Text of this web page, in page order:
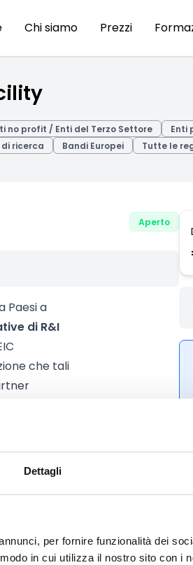
Dettagli
per fornire funzionalità dei
in cui utilizza il nostro sito con i
Chi siamo Prezzi
no profit / Enti del Terzo Settore Enti
ricerca Bandi Europei Tutte le
Aperto
Paesi a
di R&I
che tali